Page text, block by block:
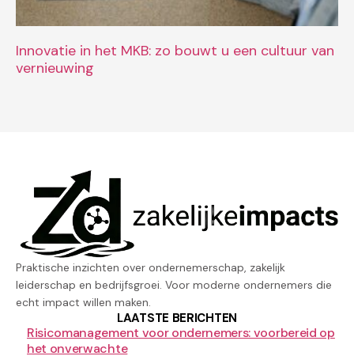
Innovatie in het MKB: zo bouwt u een cultuur van
vernieuwing
Praktische inzichten over ondernemerschap, zakelijk
leiderschap en bedrijfsgroei. Voor moderne ondernemers die
echt impact willen maken.
LAATSTE BERICHTEN
Risicomanagement voor ondernemers: voorbereid op
het onverwachte